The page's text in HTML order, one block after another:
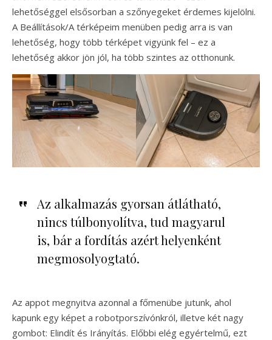
lehetőséggel elsősorban a szőnyegeket érdemes kijelölni.
A Beállítások/A térképeim menüben pedig arra is van
lehetőség, hogy több térképet vigyünk fel – ez a
lehetőség akkor jön jól, ha több szintes az otthonunk.
Az alkalmazás gyorsan átlátható,
nincs túlbonyolítva, tud magyarul
is, bár a fordítás azért helyenként
megmosolyogtató.
Az appot megnyitva azonnal a főmenübe jutunk, ahol
kapunk egy képet a robotporszívónkról, illetve két nagy
gombot: Elindít és Irányítás. Előbbi elég egyértelmű, ezt